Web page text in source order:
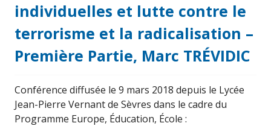
individuelles et lutte contre le
terrorisme et la radicalisation –
Première Partie, Marc TRÉVIDIC
Conférence diffusée le 9 mars 2018 depuis le Lycée
Jean-Pierre Vernant de Sèvres dans le cadre du
Programme Europe, Éducation, École :